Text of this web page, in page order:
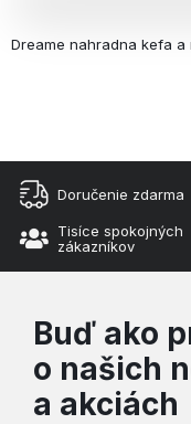
Dreame nahradna kefa
Doručenie zdarma
Tisíce spokojných
zákazníkov
Buď ako
o našich
a akciách